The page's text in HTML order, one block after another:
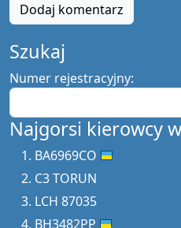
Dodaj komentarz
Szukaj
Numer rejestracyjny:
Najgorsi kierowcy
BA6969CO
C3 TORUN
LCH 87035
BH3482PP